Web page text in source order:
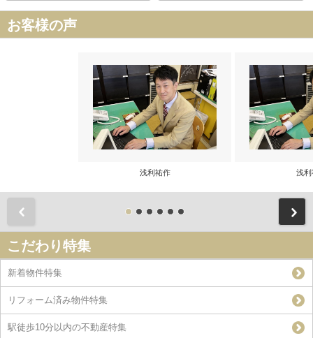
お客様の声
浅利祐作 浅利
こだわり特集
新着物件特集
リフォーム済み物件特集
駅徒歩10分以内の不動産特集